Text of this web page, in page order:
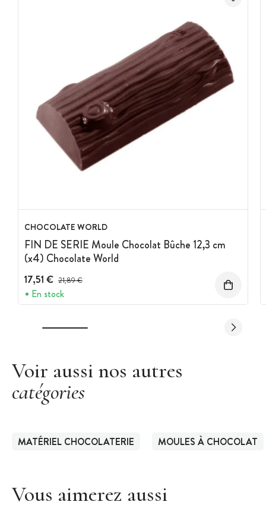
CHOCOLATE WORLD
FIN DE SERIE Moule Chocolat Bûche 12,3 cm
(x4) Chocolate World
17,51 € Prix avant réduction :
21,89 €
En stock
Voir aussi nos autres
catégories
MATÉRIEL CHOCOLATERIE MOULES À CHOCOLAT
Vous aimerez aussi